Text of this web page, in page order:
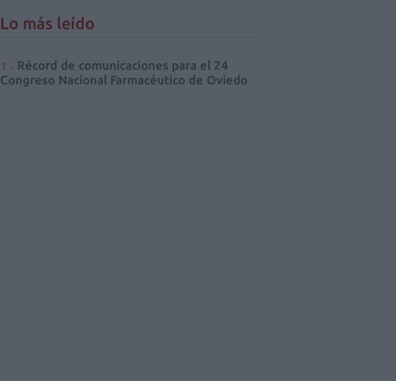
Lo más leído
Récord de comunicaciones para el 24
Congreso Nacional Farmacéutico de Oviedo